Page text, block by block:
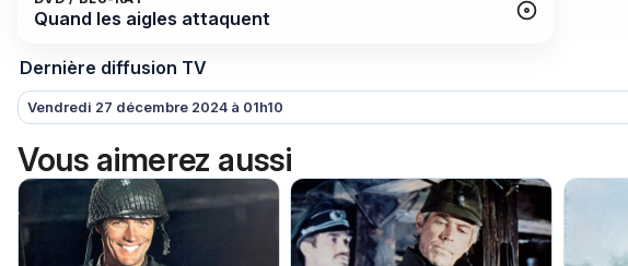
Quand les aigles attaquent
Dernière diffusion TV
Vendredi 27 décembre 2024 à 01h10
Vous aimerez aussi